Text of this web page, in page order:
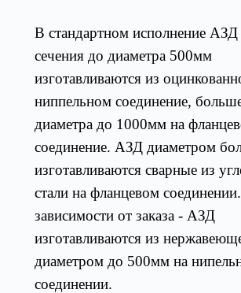
В стандартном исполнение АЗД
сечения до диаметра 500мм
изготавливаются из
ниппельном соединение,
диаметра до 1000мм на
соединение. АЗД диаметром
изготавливаются сварные из
стали на фланцевом
зависимости от заказа - АЗД
изготавливаются из
диаметром до 500мм на
соединении.